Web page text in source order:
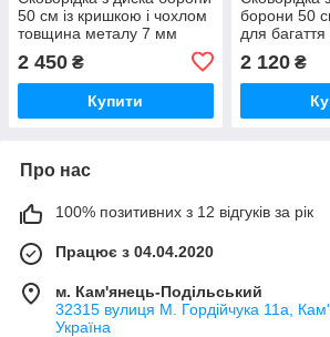
50 см із кришкою і чохлом
товщина металу 7 мм
2 450 ₴
Купити
борони 50
для
2 120₴
Про нас
100% позитивних з 12 відгуків за рік
Працює з 04.04.2020
м. Кам'янець-Подільський
32315 вулиця М. Гордійчука 11а,
Україна